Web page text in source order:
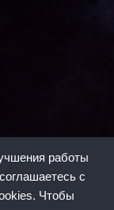
работы
с
Чтобы